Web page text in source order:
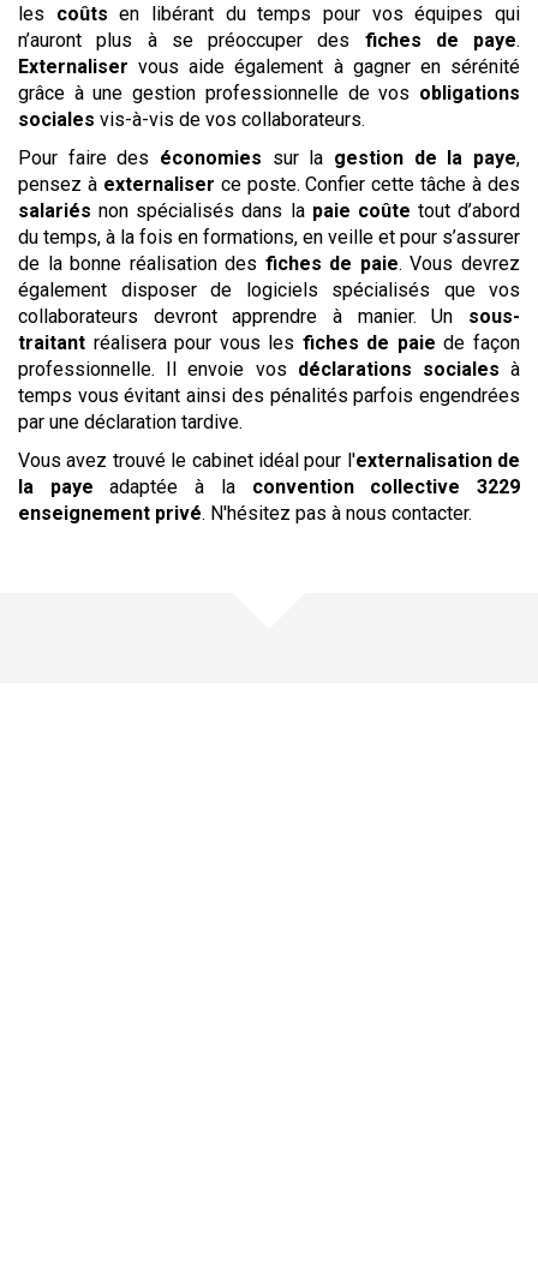
les coûts en libérant du temps pour vos équipes qui
n’auront plus à se préoccuper des fiches de paye.
Externaliser vous aide également à gagner en sérénité
grâce à une gestion professionnelle de vos obligations
sociales vis-à-vis de vos collaborateurs.
Pour faire des économies sur la gestion de la paye,
pensez à externaliser ce poste. Confier cette tâche à des
salariés non spécialisés dans la paie coûte tout d’abord
du temps, à la fois en formations, en veille et pour s’assurer
de la bonne réalisation des fiches de paie. Vous devrez
également disposer de logiciels spécialisés que vos
collaborateurs devront apprendre à manier. Un sous-
traitant réalisera pour vous les fiches de paie de façon
professionnelle. Il envoie vos déclarations sociales à
temps vous évitant ainsi des pénalités parfois engendrées
par une déclaration tardive.
Vous avez trouvé le cabinet idéal pour l'externalisation de
la paye adaptée à laconvention collective3229
enseignement privé. N'hésitez pas à nous contacter.